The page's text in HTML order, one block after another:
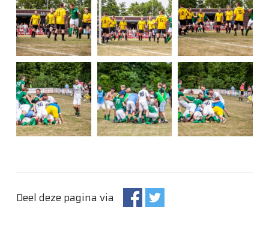
Deel deze pagina via